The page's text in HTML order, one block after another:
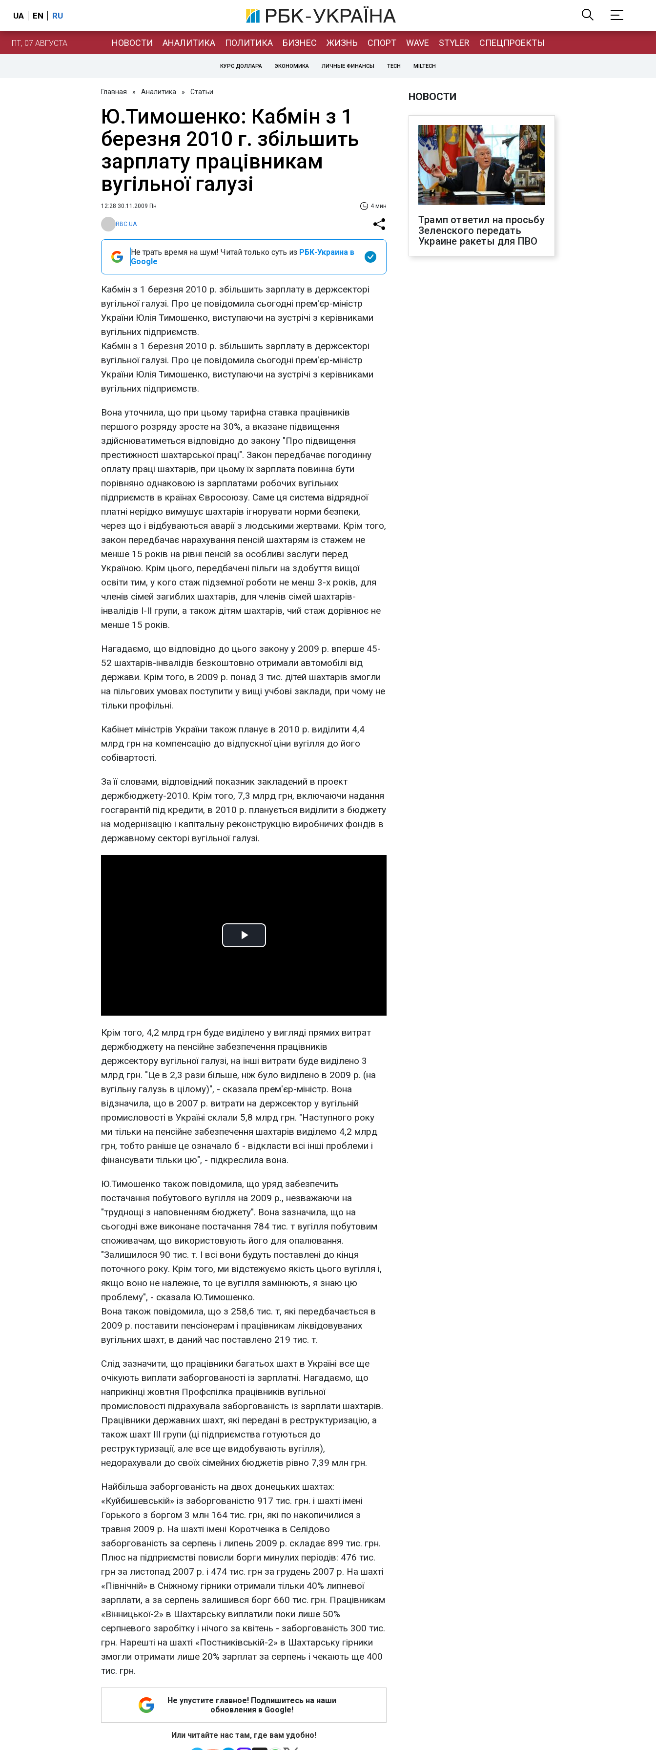
UA EN RU
ПТ, 07 АВГУСТА НОВОСТИ АНАЛИТИКА ПОЛИТИКА БИЗНЕС ЖИЗНЬ СПОРТ WAVE STYLER СПЕЦПРОЕКТЫ
КУРС ДОЛЛАРА ЭКОНОМИКА ЛИЧНЫЕ ФИНАНСЫ TECH MILTECH
Главная » Аналитика » Статьи
Ю.Тимошенко: Кабмін з 1
березня 2010 г. збільшить
зарплату працівникам
вугільної галузі
12:28 30.11.2009 Пн 4 мин
RBC.UA
Не трать время на шум! Читай только суть из РБК-Украина в
Google
Кабмін з 1 березня 2010 р. збільшить зарплату в держсекторі
вугільної галузі. Про це повідомила сьогодні прем'єр-міністр
України Юлія Тимошенко, виступаючи на зустрічі з керівниками
вугільних підприємств.
Кабмін з 1 березня 2010 р. збільшить зарплату в держсекторі
вугільної галузі. Про це повідомила сьогодні прем'єр-міністр
України Юлія Тимошенко, виступаючи на зустрічі з керівниками
вугільних підприємств.
Вона уточнила, що при цьому тарифна ставка працівників
першого розряду зросте на 30%, а вказане підвищення
здійснюватиметься відповідно до закону "Про підвищення
престижності шахтарської праці". Закон передбачає погодинну
оплату праці шахтарів, при цьому їх зарплата повинна бути
порівняно однаковою із зарплатами робочих вугільних
підприємств в країнах Євросоюзу. Саме ця система відрядної
платні нерідко вимушує шахтарів ігнорувати норми безпеки,
через що і відбуваються аварії з людськими жертвами. Крім того,
закон передбачає нарахування пенсій шахтарям із стажем не
менше 15 років на рівні пенсій за особливі заслуги перед
Україною. Крім цього, передбачені пільги на здобуття вищої
освіти тим, у кого стаж підземної роботи не менш 3-х років, для
членів сімей загиблих шахтарів, для членів сімей шахтарів-
інвалідів І-ІІ групи, а також дітям шахтарів, чий стаж дорівнює не
менше 15 років.
Нагадаємо, що відповідно до цього закону у 2009 р. вперше 45-
52 шахтарів-інвалідів безкоштовно отримали автомобілі від
держави. Крім того, в 2009 р. понад 3 тис. дітей шахтарів змогли
на пільгових умовах поступити у вищі учбові заклади, при чому не
тільки профільні.
Кабінет міністрів України також планує в 2010 р. виділити 4,4
млрд грн на компенсацію до відпускної ціни вугілля до його
собівартості.
За її словами, відповідний показник закладений в проект
держбюджету-2010. Крім того, 7,3 млрд грн, включаючи надання
госгарантій під кредити, в 2010 р. планується виділити з бюджету
на модернізацію і капітальну реконструкцію виробничих фондів в
державному секторі вугільної галузі.
Play
Крім того, 4,2 млрд грн буде виділено у вигляді прямих витрат
держбюджету на пенсійне забезпечення працівників
держсектору вугільної галузі, на інші витрати буде виділено 3
млрд грн. "Це в 2,3 рази більше, ніж було виділено в 2009 р. (на
вугільну галузь в цілому)", - сказала прем'єр-міністр. Вона
відзначила, що в 2007 р. витрати на держсектор у вугільній
промисловості в Україні склали 5,8 млрд грн. "Наступного року
ми тільки на пенсійне забезпечення шахтарів виділемо 4,2 млрд
грн, тобто раніше це означало б - відкласти всі інші проблеми і
фінансувати тільки цю", - підкреслила вона.
Ю.Тимошенко також повідомила, що уряд забезпечить
постачання побутового вугілля на 2009 р., незважаючи на
"труднощі з наповненням бюджету". Вона зазначила, що на
сьогодні вже виконане постачання 784 тис. т вугілля побутовим
споживачам, що використовують його для опалювання.
"Залишилося 90 тис. т. І всі вони будуть поставлені до кінця
поточного року. Крім того, ми відстежуємо якість цього вугілля і,
якщо воно не належне, то це вугілля замінюють, я знаю цю
проблему", - сказала Ю.Тимошенко.
Вона також повідомила, що з 258,6 тис. т, які передбачається в
2009 р. поставити пенсіонерам і працівникам ліквідовуваних
вугільних шахт, в даний час поставлено 219 тис. т.
Слід зазначити, що працівники багатьох шахт в Україні все ще
очікують виплати заборгованості із зарплатні. Нагадаємо, що
наприкінці жовтня Профспілка працівників вугільної
промисловості підрахувала заборгованість із зарплати шахтарів.
Працівники державних шахт, які передані в реструктуризацію, а
також шахт III групи (ці підприємства готуються до
реструктуризації, але все ще видобувають вугілля),
недорахували до своїх сімейних бюджетів рівно 7,39 млн грн.
Найбільша заборгованість на двох донецьких шахтах:
«Куйбишевській» із заборгованістю 917 тис. грн. і шахті імені
Горького з боргом 3 млн 164 тис. грн, які по накопичилися з
травня 2009 р. На шахті імені Коротченка в Селідово
заборгованість за серпень і липень 2009 р. складає 899 тис. грн.
Плюс на підприємстві повисли борги минулих періодів: 476 тис.
грн за листопад 2007 р. і 474 тис. грн за грудень 2007 р. На шахті
«Північній» в Сніжному гірники отримали тільки 40% липневої
зарплати, а за серпень залишився борг 660 тис. грн. Працівникам
«Вінницької-2» в Шахтарську виплатили поки лише 50%
серпневого заробітку і нічого за квітень - заборгованість 300 тис.
грн. Нарешті на шахті «Постниківській-2» в Шахтарську гірники
змогли отримати лише 20% зарплат за серпень і чекають ще 400
тис. грн.
Не упустите главное! Подпишитесь на наши
обновления в Google!
Или читайте нас там, где вам удобно!
НОВОСТИ
Трамп ответил на просьбу
Зеленского передать
Украине ракеты для ПВО